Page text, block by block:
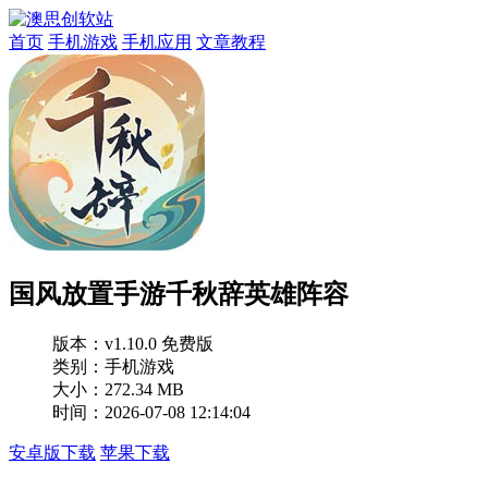
首页 手机游戏 手机应用 文章教程
国风放置手游千秋辞英雄阵容
版本： v1.10.0 免费版
类别：手机游戏
大小：272.34 MB
时间：2026-07-08 12:14:04
安卓版下载 苹果下载